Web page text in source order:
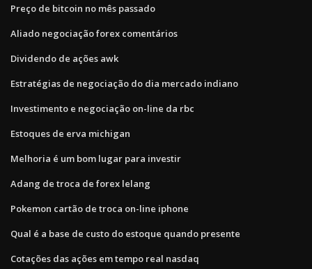
Preço de bitcoin no mês passado
Aliado negociação forex comentários
Dividendo de ações awk
Estratégias de negociação do dia mercado indiano
Investimento e negociação on-line da rbc
Estoques de erva michigan
Melhoria é um bom lugar para investir
Adang de troca de forex lelang
Pokemon cartão de troca on-line iphone
Qual é a base de custo do estoque quando presente
Cotações das ações em tempo real nasdaq